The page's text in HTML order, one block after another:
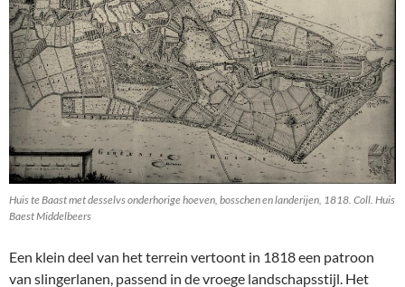
Huis te Baast met desselvs onderhorige hoeven, bosschen en landerijen, 1818. Coll. Huis
Baest Middelbeers
Een klein deel van het terrein vertoont in 1818 een patroon
van slingerlanen, passend in de vroege landschapsstijl. Het